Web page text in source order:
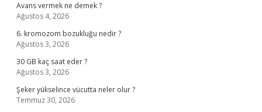
Avans vermek ne demek ?
Ağustos 4, 2026
6. kromozom bozukluğu nedir ?
Ağustos 3, 2026
30 GB kaç saat eder ?
Ağustos 3, 2026
Şeker yükselince vücutta neler olur ?
Temmuz 30, 2026